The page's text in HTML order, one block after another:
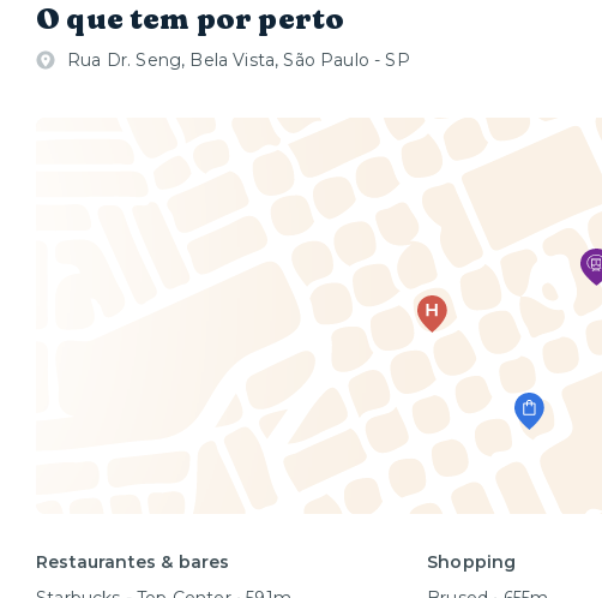
O que tem por perto
Rua Dr. Seng, Bela Vista, São Paulo - SP
Restaurantes & bares
Shopping